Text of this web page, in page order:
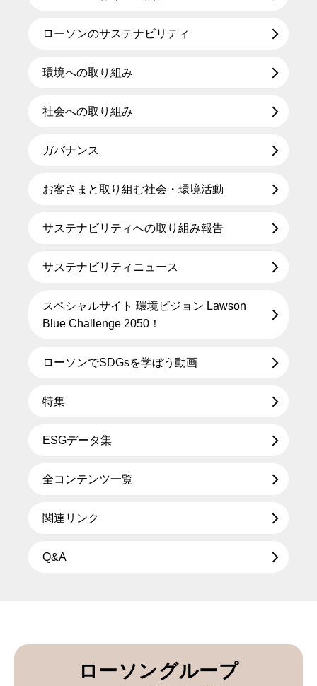
ローソンのサステナビリティ
環境への取り組み
社会への取り組み
ガバナンス
お客さまと取り組む社会・環境活動
サステナビリティへの取り組み報告
サステナビリティニュース
スペシャルサイト 環境ビジョン Lawson
Blue Challenge 2050！
ローソンでSDGsを学ぼう動画
特集
ESGデータ集
全コンテンツ一覧
関連リンク
Q&A
ローソングループ